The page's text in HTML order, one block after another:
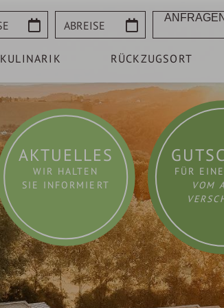
Abreise ANFRAGEN
KULINARIK RÜCKZUGSORT
FÜR
VOM
AKTUELLES
WIR HALTEN
SIE INFORMIERT